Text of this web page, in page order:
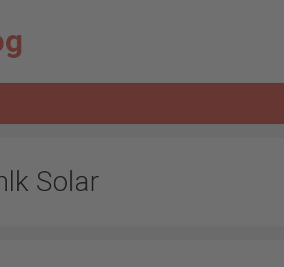
Solar